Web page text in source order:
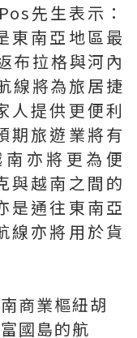
先生表示：
東南亞地區最
布拉格與河內
線將為旅居捷
人提供更便利
期旅遊業將有
亦將更為便
與越南之間的
是通往東南亞
線亦將用於貨
商業樞紐胡
國島的航